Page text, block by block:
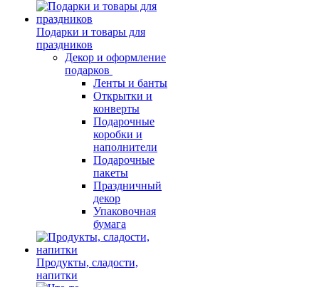
Подарки и товары для
праздников
Декор и оформление
подарков
Ленты и банты
Открытки и
конверты
Подарочные
коробки и
наполнители
Подарочные
пакеты
Праздничный
декор
Упаковочная
бумага
Продукты, сладости,
напитки